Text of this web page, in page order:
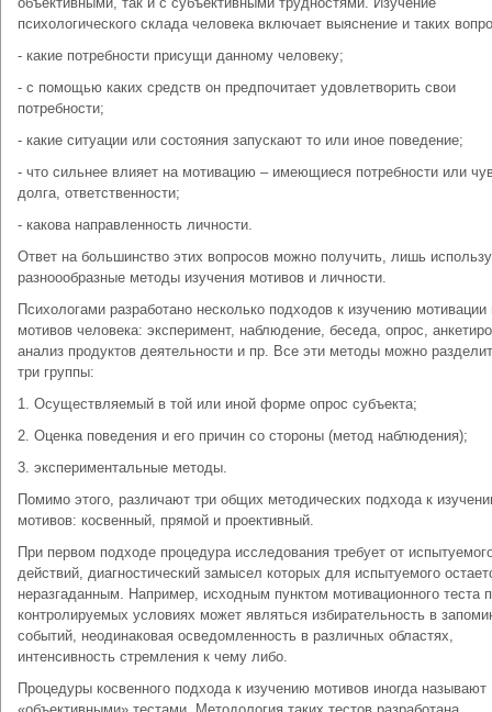
психологического склада человека включает выяснение и таких
- какие потребности присущи данному человеку;
- с помощью каких средств он предпочитает удовлетворить свои
потребности;
- какие ситуации или состояния запускают то или иное поведение;
- что сильнее влияет на мотивацию – имеющиеся потребности или
долга, ответственности;
- какова направленность личности.
Ответ на большинство этих вопросов можно получить, лишь
разноообразные методы изучения мотивов и личности.
Психологами разработано несколько подходов к изучению мотивации
мотивов человека: эксперимент, наблюдение, беседа, опрос,
анализ продуктов деятельности и пр. Все эти методы можно
три группы:
1. Осуществляемый в той или иной форме опрос субъекта;
2. Оценка поведения и его причин со стороны (метод наблюдения);
3. экспериментальные методы.
Помимо этого, различают три общих методических подхода к
мотивов: косвенный, прямой и проективный.
При первом подходе процедура исследования требует от
действий, диагностический замысел которых для испытуемого
неразгаданным. Например, исходным пунктом мотивационного теста
контролируемых условиях может являться избирательность в
событий, неодинаковая осведомленность в различных областях,
интенсивность стремления к чему либо.
Процедуры косвенного подхода к изучению мотивов иногда называют